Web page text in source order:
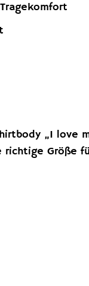
„I love
Größe